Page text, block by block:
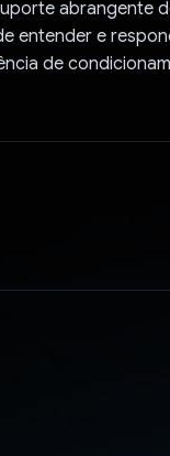
abrangente
entender e
de